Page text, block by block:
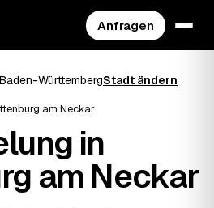
Anfragen
WürttembergStadt ändern
am Neckar
in
am Neckar